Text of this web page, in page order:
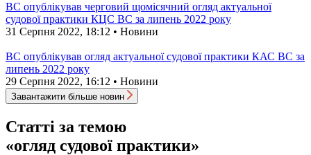
ВС опублікував черговий щомісячний огляд актуальної
судової практики КЦС ВС за липень 2022 року
31 Серпня 2022, 18:12 • Новини
ВС опублікував огляд актуальної судової практики КАС ВС за
липень 2022 року
29 Серпня 2022, 16:12 • Новини
Завантажити більше новин
Статті за темою
«огляд судової практики»